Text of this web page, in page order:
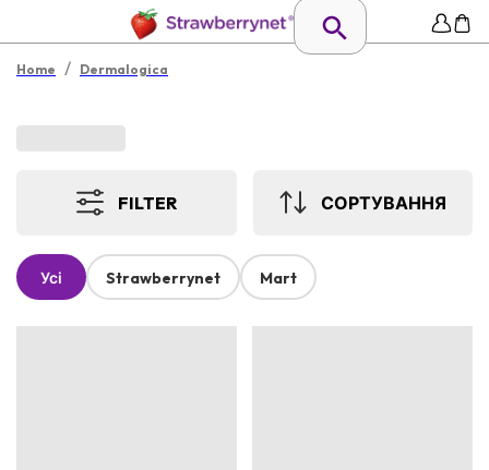
Home / Dermalogica
FILTER СОРТУВАННЯ
Усі Strawberrynet Mart